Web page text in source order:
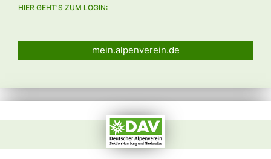
HIER GEHT'S ZUM LOGIN:
mein.alpenverein.de